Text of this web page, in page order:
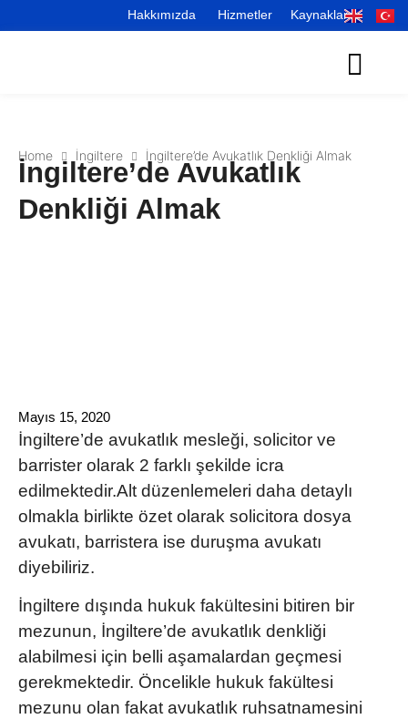
Hakkımızda Hizmetler Kaynaklar
Home İngiltere İngiltere’de Avukatlık Denkliği Almak
İngiltere’de Avukatlık
Denkliği Almak
Mayıs 15, 2020
İngiltere’de avukatlık mesleği, solicitor ve
barrister olarak 2 farklı şekilde icra
edilmektedir.Alt düzenlemeleri daha detaylı
olmakla birlikte özet olarak solicitora dosya
avukatı, barristera ise duruşma avukatı
diyebiliriz.
İngiltere dışında hukuk fakültesini bitiren bir
mezunun, İngiltere’de avukatlık denkliği
alabilmesi için belli aşamalardan geçmesi
gerekmektedir. Öncelikle hukuk fakültesi
mezunu olan fakat avukatlık ruhsatnamesini